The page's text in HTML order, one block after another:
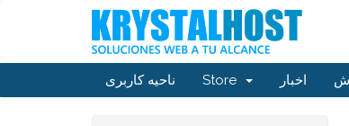
ناحیه کاربری Store اخبار